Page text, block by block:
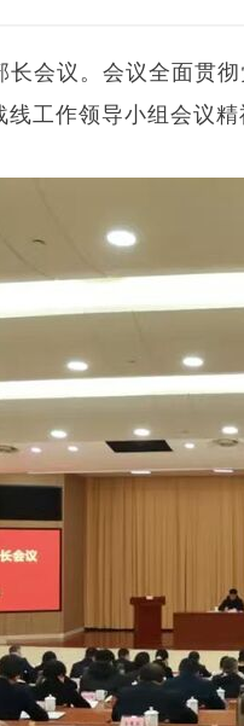
会议。会议全面贯
工作领导小组会议